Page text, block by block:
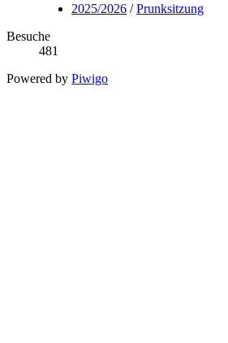
2025/2026 /Prunksitzung
Besuche
481
Powered by Piwigo